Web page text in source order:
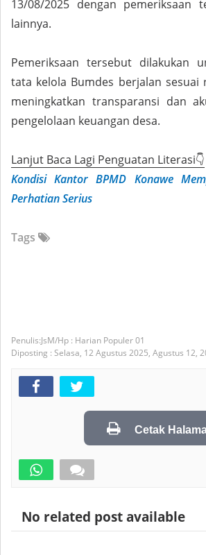
13/08/2025 dengan pemeriksaan
lainnya.
Pemeriksaan tersebut dilakukan
tata kelola Bumdes berjalan sesuai
meningkatkan transparansi dan
pengelolaan keuangan desa.
Lanjut Baca Lagi Penguatan Literasi👇
Kondisi Kantor BPMD Konawe
Perhatian Serius
Tags
JsM/Hp : Harian Populer 01
Diposting : Selasa, 12 Agustus 2025, Agustus 12,
Cetak
No related post available